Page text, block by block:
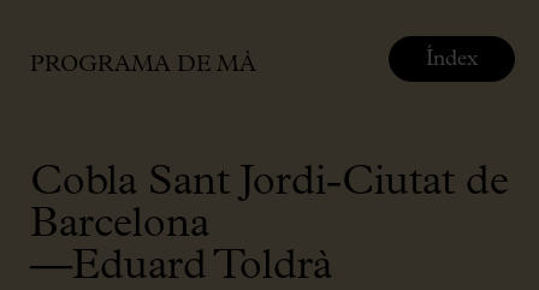
PROGRAMA DE MÀ
Cobla Sant Jordi-Ciutat de
Barcelona
—Eduard Toldrà
Índex